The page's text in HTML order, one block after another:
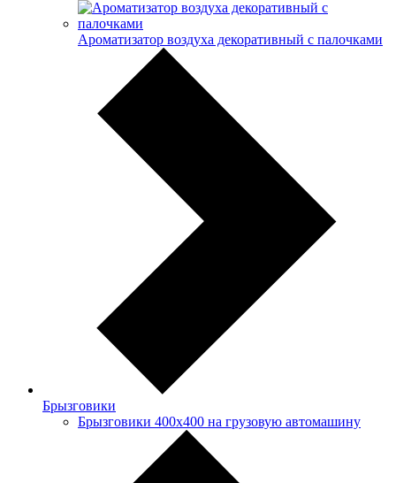
Ароматизатор воздуха декоративный с палочками
Брызговики
Брызговики 400х400 на грузовую автомашину